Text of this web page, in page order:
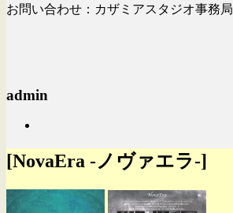
お問い合わせ：カザミアスタジオ事務局
admin
[NovaEra -ノヴァエラ-]